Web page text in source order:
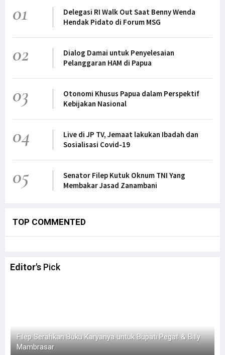
01
Delegasi RI Walk Out Saat Benny Wenda
Hendak Pidato di Forum MSG
02
Dialog Damai untuk Penyelesaian
Pelanggaran HAM di Papua
03
Otonomi Khusus Papua dalam Perspektif
Kebijakan Nasional
04
Live di JP TV, Jemaat lakukan Ibadah dan
Sosialisasi Covid-19
05
Senator Filep Kutuk Oknum TNI Yang
Membakar Jasad Zanambani
TOP COMMENTED
Editor's Pick
Filep Serahkan Buku Karyanya untuk Bupati Pegaf & Billy
Mambrasar